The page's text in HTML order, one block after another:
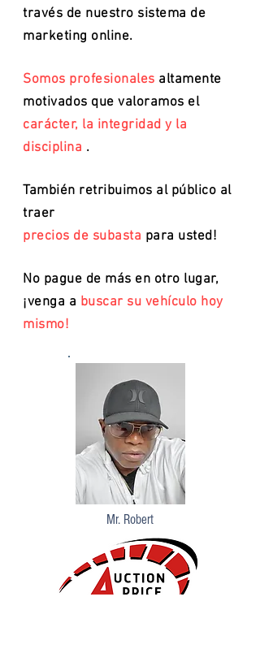
través de nuestro sistema de
marketing online.
Somos profesionales altamente
motivados que valoramos el
carácter, la integridad y la
disciplina .
También retribuimos al público al
traer
precios de subasta para usted!
No pague de más en otro lugar,
¡venga a buscar su vehículo hoy
mismo!
Mr. Robert